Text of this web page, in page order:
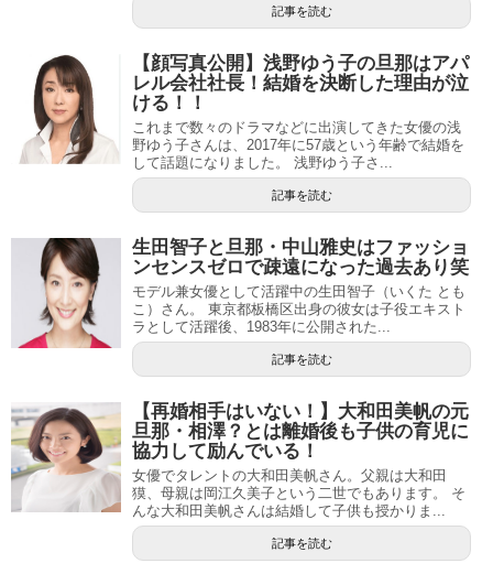
記事を読む
【顔写真公開】浅野ゆう子の旦那はアパ
レル会社社長！結婚を決断した理由が泣
ける！！
これまで数々のドラマなどに出演してきた女優の浅
野ゆう子さんは、2017年に57歳という年齢で結婚を
して話題になりました。 浅野ゆう子さ...
記事を読む
生田智子と旦那・中山雅史はファッショ
ンセンスゼロで疎遠になった過去あり笑
モデル兼女優として活躍中の生田智子（いくた とも
こ）さん。 東京都板橋区出身の彼女は子役エキスト
ラとして活躍後、1983年に公開された...
記事を読む
【再婚相手はいない！】大和田美帆の元
旦那・相澤？とは離婚後も子供の育児に
協力して励んでいる！
女優でタレントの大和田美帆さん。父親は大和田
獏、母親は岡江久美子という二世でもあります。 そ
んな大和田美帆さんは結婚して子供も授かりま...
記事を読む